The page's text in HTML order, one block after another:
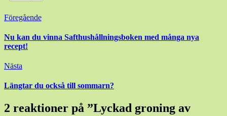
Inläggsnavigering
Föregående
Nu kan du vinna Safthushållningsboken med många nya
recept!
Nästa
Längtar du också till sommarn?
2 reaktioner på ”Lyckad groning av